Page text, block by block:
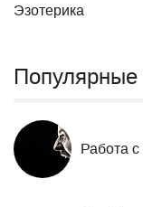
Эзотерика
Популярные
Работа